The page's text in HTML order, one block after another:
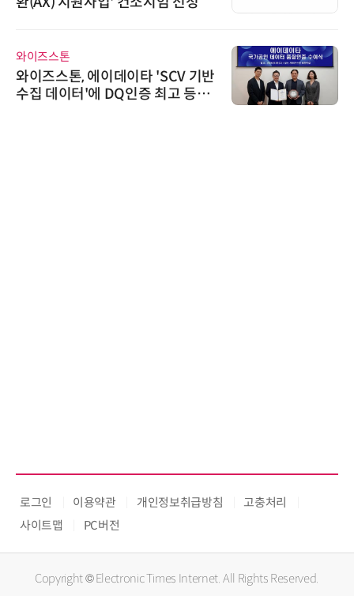
와이즈스톤
와이즈스톤, 에이데이타 'SCV 기반
수집 데이터'에 DQ인증 최고 등급
로그인 이용약관 개인정보취급방침
고충처리
사이트맵
PC버전
Copyright © Electronic Times Internet. All Rights Reserved.